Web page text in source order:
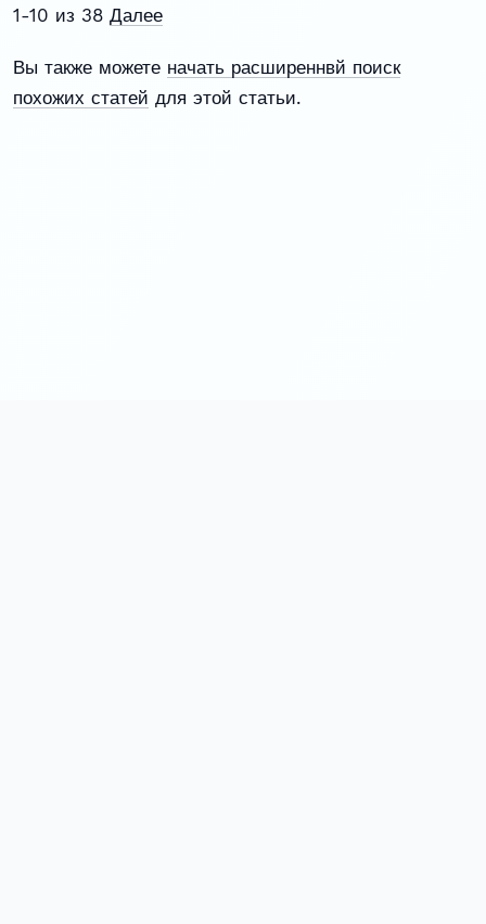
1-10 из 38 Далее
Вы также можете начать расширеннвй поиск
похожих статей для этой статьи.